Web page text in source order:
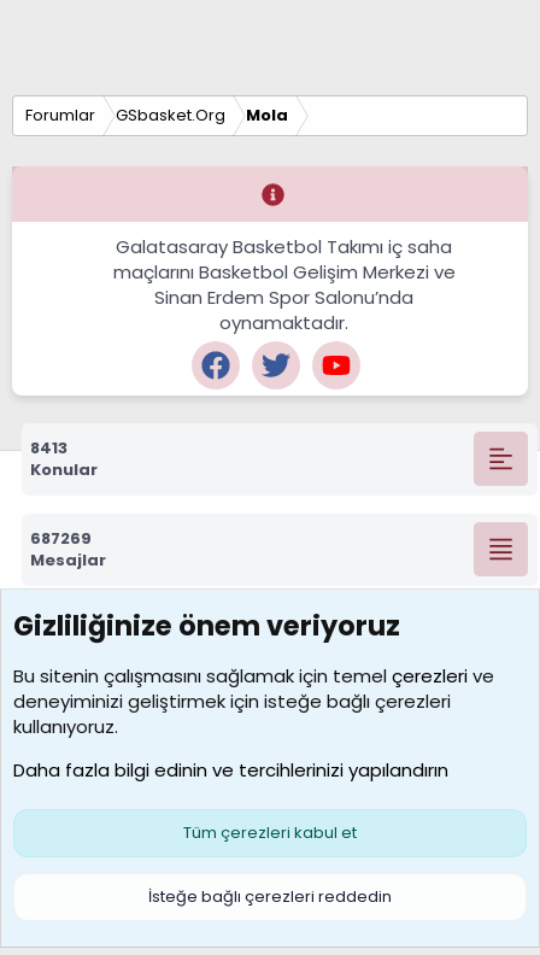
Forumlar GSbasket.Org Mola
Galatasaray Basketbol Takımı iç saha
maçlarını Basketbol Gelişim Merkezi ve
Sinan Erdem Spor Salonu’nda
oynamaktadır.
8413
Konular
687269
Mesajlar
7388
Kullanıcılar
borabekirogluu
Son üye
Çerezler
S
Gizliliğinize önem veriyoruz
Bu sitenin çalışmasını sağlamak için temelçerezlerive
deneyiminizi geliştirmek için isteğe bağlı çerezleri
kullanıyoruz.
Daha fazla bilgi edinin ve tercihlerinizi yapılandırın
Tüm çerezleri kabul et
İsteğe bağlı çerezleri reddedin